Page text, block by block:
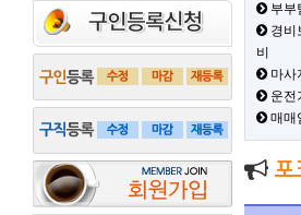
부부
경비
비
마사
운전
매매
포